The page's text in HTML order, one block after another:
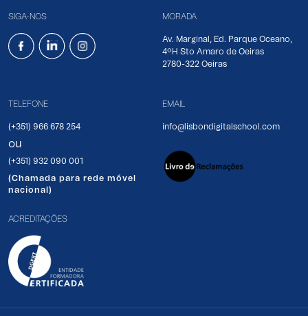
SIGA-NOS MORADA
Av. Marginal, Ed. Parque Oceano,
4ºH Sto Amaro de Oeiras
2780-322 Oeiras
TELEFONE
(+351) 966 678 254
ou
(+351) 932 090 001
(Chamada para rede móvel
nacional)
EMAIL
info@lisbondigitalschool.com
ACREDITAÇÕES